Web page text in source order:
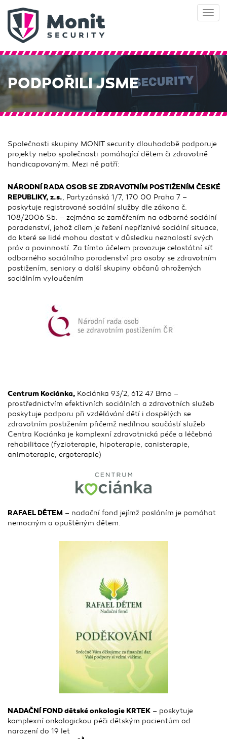
PODPOŘILI JSME
Společnosti skupiny MONIT security dlouhodobě podporuje
projekty nebo společnosti pomáhající dětem či zdravotně
handicapovaným. Mezi ně patří:
NÁRODNÍ RADA OSOB SE ZDRAVOTNÍM POSTIŽENÍM ČESKÉ
REPUBLIKY, z.s., Partyzánská 1/7, 170 00 Praha 7 –
poskytuje registrované sociální služby dle zákona č.
108/2006 Sb. – zejména se zaměřením na odborné sociální
poradenství, jehož cílem je řešení nepříznivé sociální situace,
do které se lidé mohou dostat v důsledku neznalostí svých
práv a povinností. Za tímto účelem provozuje celostátní síť
odborného sociálního poradenství pro osoby se zdravotním
postižením, seniory a další skupiny občanů ohrožených
sociálním vyloučením
Centrum Kociánka, Kociánka 93/2, 612 47 Brno –
prostřednictvím efektivních sociálních a zdravotních služeb
poskytuje podporu při vzdělávání dětí i dospělých se
zdravotním postižením přičemž nedílnou součástí služeb
Centra Kociánka je komplexní zdravotnická péče a léčebná
rehabilitace (fyzioterapie, hipoterapie, canisterapie,
animoterapie, ergoterapie)
RAFAEL DĚTEM – nadační fond jejímž posláním je pomáhat
nemocným a opuštěným dětem.
NADAČNÍ FOND dětské onkologie KRTEK – poskytuje
komplexní onkologickou péči dětským pacientům od
narození do 19 let